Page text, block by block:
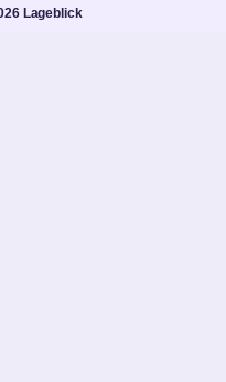
Lageblick